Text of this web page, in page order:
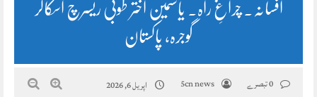
افسانہ۔ چراغِ راہ. یاسمین اختر طوبیٰ ریسرچ اسکالر
گوجرہ، پاکستان
5cn news اپریل 6, 2026